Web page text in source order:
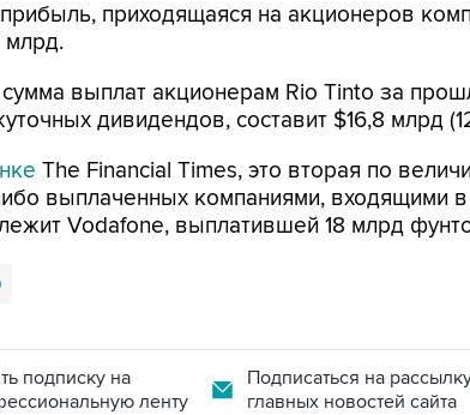
приходящаяся на акционеров
млрд.
выплат акционерам Rio Tinto за
дивидендов, составит $16,8 млрд
The Financial Times, это вторая по
выплаченных компаниями, входящими
Vodafone, выплатившей 18 млрд
подписку на
ленту
Подписаться на
главных новостей сайта